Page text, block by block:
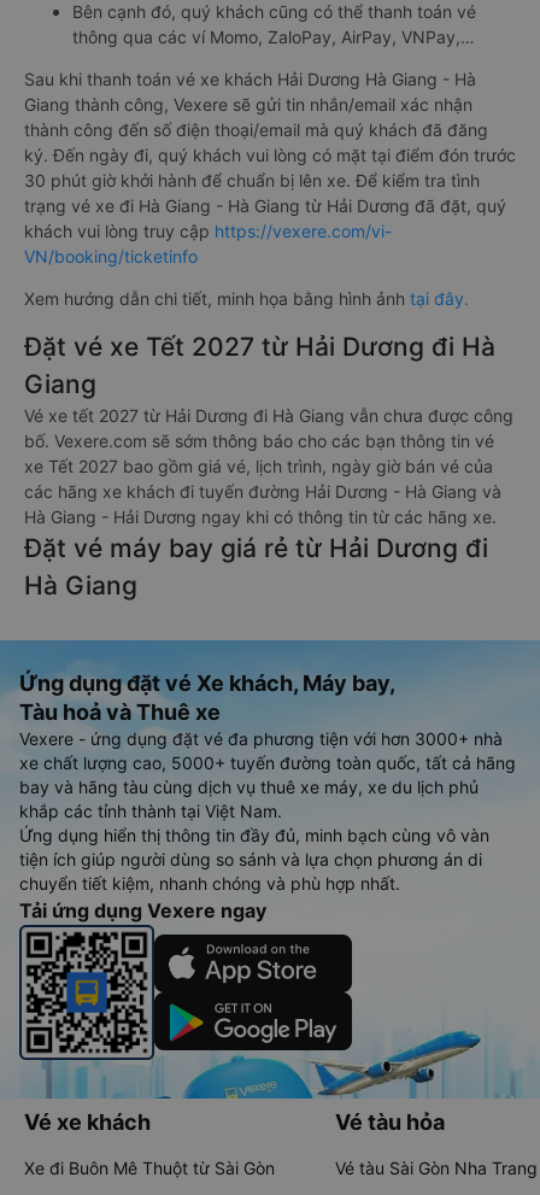
Bên cạnh đó, quý khách cũng có thể thanh toán vé
thông qua các ví Momo, ZaloPay, AirPay, VNPay,…
Sau khi thanh toán vé xe khách Hải Dương Hà Giang - Hà
Giang thành công, Vexere sẽ gửi tin nhắn/email xác nhận
thành công đến số điện thoại/email mà quý khách đã đăng
ký. Đến ngày đi, quý khách vui lòng có mặt tại điểm đón trước
30 phút giờ khởi hành để chuẩn bị lên xe. Để kiểm tra tình
trạng vé xe đi Hà Giang - Hà Giang từ Hải Dương đã đặt, quý
khách vui lòng truy cập https://vexere.com/vi-
VN/booking/ticketinfo
Xem hướng dẫn chi tiết, minh họa bằng hình ảnh tại đây.
Đặt vé xe Tết 2027 từ Hải Dương đi Hà
Giang
Vé xe tết 2027 từ Hải Dương đi Hà Giang vẫn chưa được công
bố. Vexere.com sẽ sớm thông báo cho các bạn thông tin vé
xe Tết 2027 bao gồm giá vé, lịch trình, ngày giờ bán vé của
các hãng xe khách đi tuyến đường Hải Dương - Hà Giang và
Hà Giang - Hải Dương ngay khi có thông tin từ các hãng xe.
Đặt vé máy bay giá rẻ từ Hải Dương đi
Hà Giang
Ứng dụng đặt vé Xe khách, Máy bay,
Tàu hoả và Thuê xe
Vexere - ứng dụng đặt vé đa phương tiện với hơn 3000+ nhà
xe chất lượng cao, 5000+ tuyến đường toàn quốc, tất cả hãng
bay và hãng tàu cùng dịch vụ thuê xe máy, xe du lịch phủ
khắp các tỉnh thành tại Việt Nam.
Ứng dụng hiển thị thông tin đầy đủ, minh bạch cùng vô vàn
tiện ích giúp người dùng so sánh và lựa chọn phương án di
chuyển tiết kiệm, nhanh chóng và phù hợp nhất.
Tải ứng dụng Vexere ngay
Vé xe khách
Xe đi Buôn Mê Thuột từ Sài Gòn
Vé tàu hỏa
Vé tàu Sài Gòn Nha Trang